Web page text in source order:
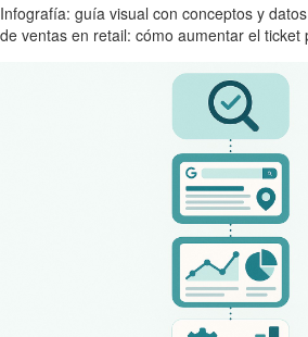
Infografía: guía visual con conceptos y
de ventas en retail: cómo aumentar el ticket